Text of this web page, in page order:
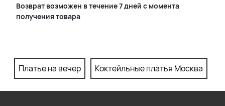
Возврат возможен в течение 7 дней с момента
получения товара
Платье на вечер Коктейльные платья Москва